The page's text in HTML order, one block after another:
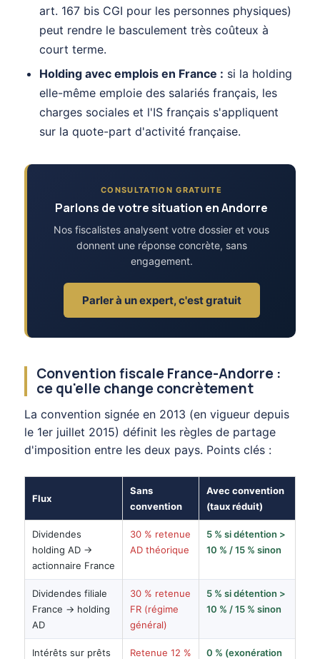
art. 167 bis CGI pour les personnes physiques)
peut rendre le basculement très coûteux à
court terme.
Holding avec emplois en France : si la holding
elle-même emploie des salariés français, les
charges sociales et l'IS français s'appliquent
sur la quote-part d'activité française.
CONSULTATION GRATUITE
Parlons de votre situation en Andorre
Nos fiscalistes analysent votre dossier et vous
donnent une réponse concrète, sans
engagement.
Parler à un expert, c'est gratuit
Convention fiscale France-Andorre :
ce qu'elle change concrètement
La convention signée en 2013 (en vigueur depuis
le 1er juillet 2015) définit les règles de partage
d'imposition entre les deux pays. Points clés :
Flux
Sans
convention
Avec convention
(taux réduit)
Dividendes
holding AD →
actionnaire France
30 % retenue
AD théorique
5 % si détention >
10 % / 15 % sinon
Dividendes filiale
France → holding
AD
30 % retenue
FR (régime
général)
5 % si détention >
10 % / 15 % sinon
Intérêts sur prêts
Retenue 12 %
0 % (exonération